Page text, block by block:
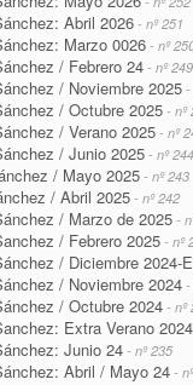
Abril 2026 - nº 251
Marzo 0026 - nº
/ Febrero 24 - nº 249
/ Noviembre 2025 -
/ Octubre 2025 - nº
/ Verano 2025 - nº
/ Junio 2025 - nº 244
/ Mayo 2025 - nº 243
/ Abril 2025 - nº 242
/ Marzo de 2025 -
/ Febrero 2025 - nº
/ Diciembre 2024-
/ Noviembre 2024 -
/ Octubre 2024 - nº
Extra Verano 2024
Junio 24 - nº 235
Abril / Mayo 24 -